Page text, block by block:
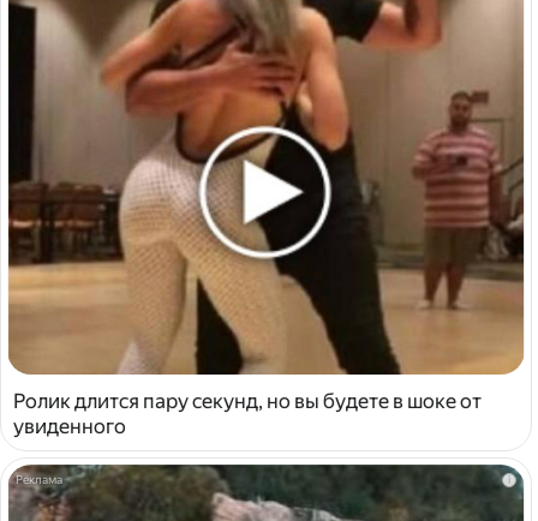
Ролик длится пару секунд, но вы будете в шоке от
увиденного
i